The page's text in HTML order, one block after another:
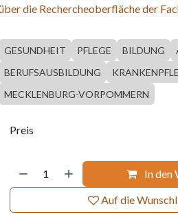
die Rechercheoberfläche der
GESUNDHEIT PFLEGE BILDUNG
BERUFSAUSBILDUNG
MECKLENBURG-VORPOMMERN
In den
Auf die
Preis